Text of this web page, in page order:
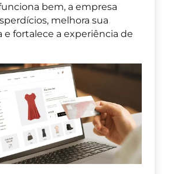
bem, a empresa
melhora sua
e fortalece a experiência de